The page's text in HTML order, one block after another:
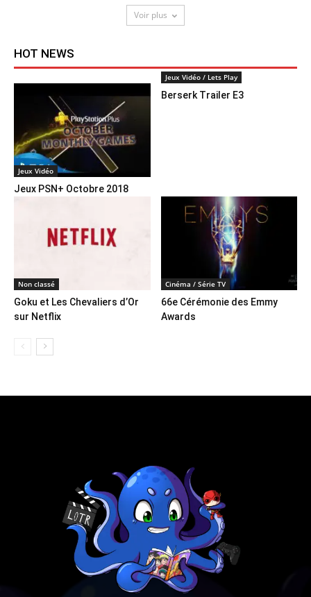
Voir plus
HOT NEWS
Jeux Vidéo
Jeux PSN+ Octobre 2018
Jeux Vidéo / Lets Play
Berserk Trailer E3
Non classé
Goku et Les Chevaliers d’Or
sur Netflix
Cinéma / Série TV
66e Cérémonie des Emmy
Awards